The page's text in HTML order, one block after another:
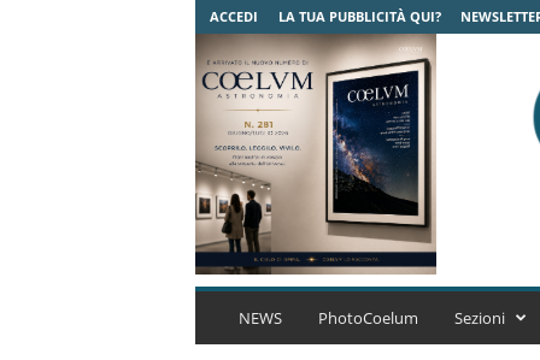
ACCEDI LA TUA PUBBLICITÀ QUI?
C
NEWS PhotoCoelum Sezioni